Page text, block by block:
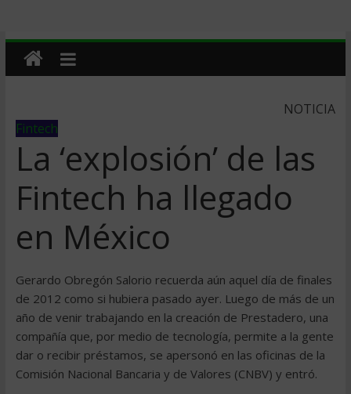
NOTICIA
Fintech
La ‘explosión’ de las
Fintech ha llegado
en México
Gerardo Obregón Salorio recuerda aún aquel día de finales
de 2012 como si hubiera pasado ayer. Luego de más de un
año de venir trabajando en la creación de Prestadero, una
compañía que, por medio de tecnología, permite a la gente
dar o recibir préstamos, se apersonó en las oficinas de la
Comisión Nacional Bancaria y de Valores (CNBV) y entró.